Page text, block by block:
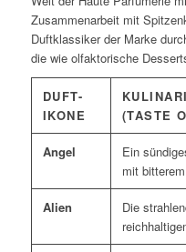
Zusammenarbeit mit
Duftklassiker der Marke
die wie olfaktorische
DUFT-
IKONE
(TASTE
Angel
Ein
mit
Alien
Die